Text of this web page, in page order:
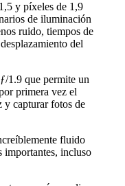
y píxeles de 1,9
de iluminación
ruido, tiempos de
del
1.9 que permite un
primera vez el
y capturar fotos de
fluido
importantes, incluso